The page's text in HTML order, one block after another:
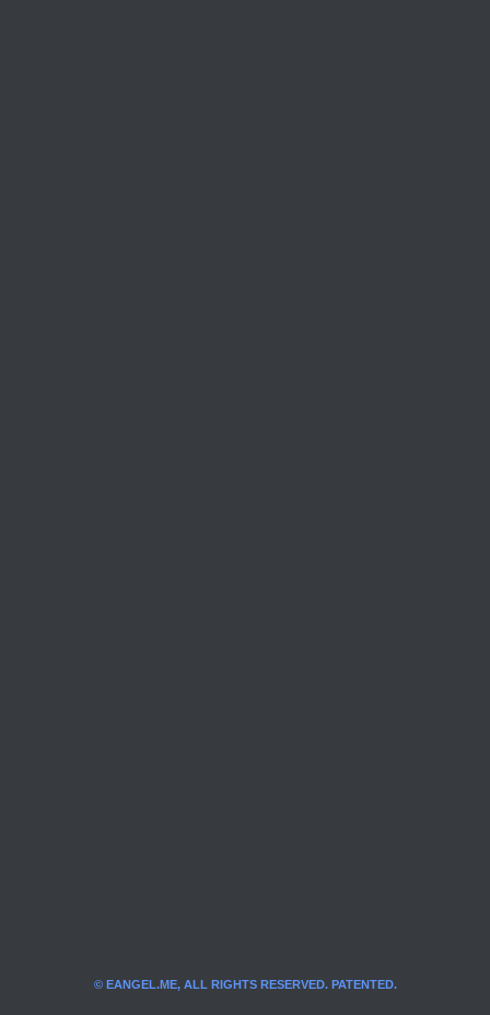
© EANGEL.ME, ALL RIGHTS RESERVED. PATENTED.